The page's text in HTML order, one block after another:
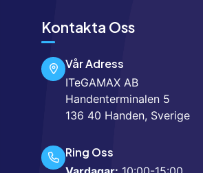
Kontakta Oss
Vår Adress
ITeGAMAX AB
Handenterminalen 5
136 40 Handen, Sverige
Ring Oss